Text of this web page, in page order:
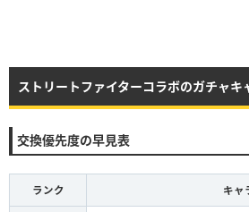
ストリートファイターコラボのガチャキ
交換優先度の早見表
ランク キャ